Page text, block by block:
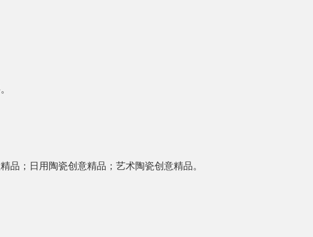
品；日用陶瓷创意精品；艺术陶瓷创意精品。